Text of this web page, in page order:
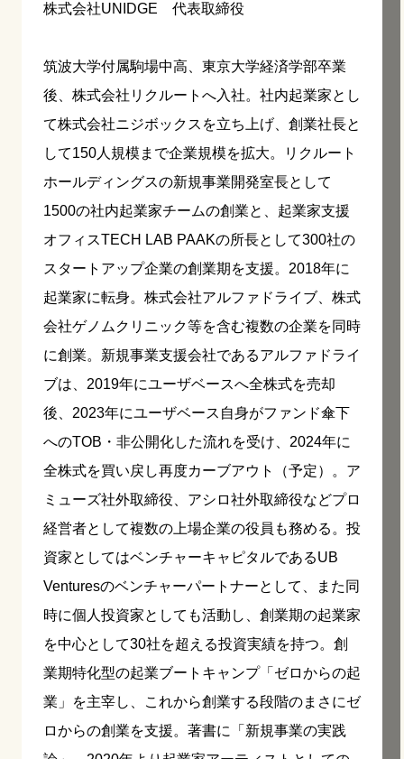
株式会社UNIDGE 代表取締役
筑波大学付属駒場中高、東京大学経済学部卒業
後、株式会社リクルートへ入社。社内起業家とし
て株式会社ニジボックスを立ち上げ、創業社長と
して150人規模まで企業規模を拡大。リクルート
ホールディングスの新規事業開発室長として
1500の社内起業家チームの創業と、起業家支援
オフィスTECH LAB PAAKの所長として300社の
スタートアップ企業の創業期を支援。2018年に
起業家に転身。株式会社アルファドライブ、株式
会社ゲノムクリニック等を含む複数の企業を同時
に創業。新規事業支援会社であるアルファドライ
ブは、2019年にユーザベースへ全株式を売却
後、2023年にユーザベース自身がファンド傘下
へのTOB・非公開化した流れを受け、2024年に
全株式を買い戻し再度カーブアウト（予定）。ア
ミューズ社外取締役、アシロ社外取締役などプロ
経営者として複数の上場企業の役員も務める。投
資家としてはベンチャーキャピタルであるUB
Venturesのベンチャーパートナーとして、また同
時に個人投資家としても活動し、創業期の起業家
を中心として30社を超える投資実績を持つ。創
業期特化型の起業ブートキャンプ「ゼロからの起
業」を主宰し、これから創業する段階のまさにゼ
ロからの創業を支援。著書に「新規事業の実践